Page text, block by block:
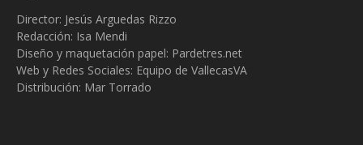
Director: Jesús Arguedas Rizzo
Redacción: Isa Mendi
Diseño y maquetación papel: Pardetres.net
Web y Redes Sociales: Equipo de VallecasVA
Distribución: Mar Torrado